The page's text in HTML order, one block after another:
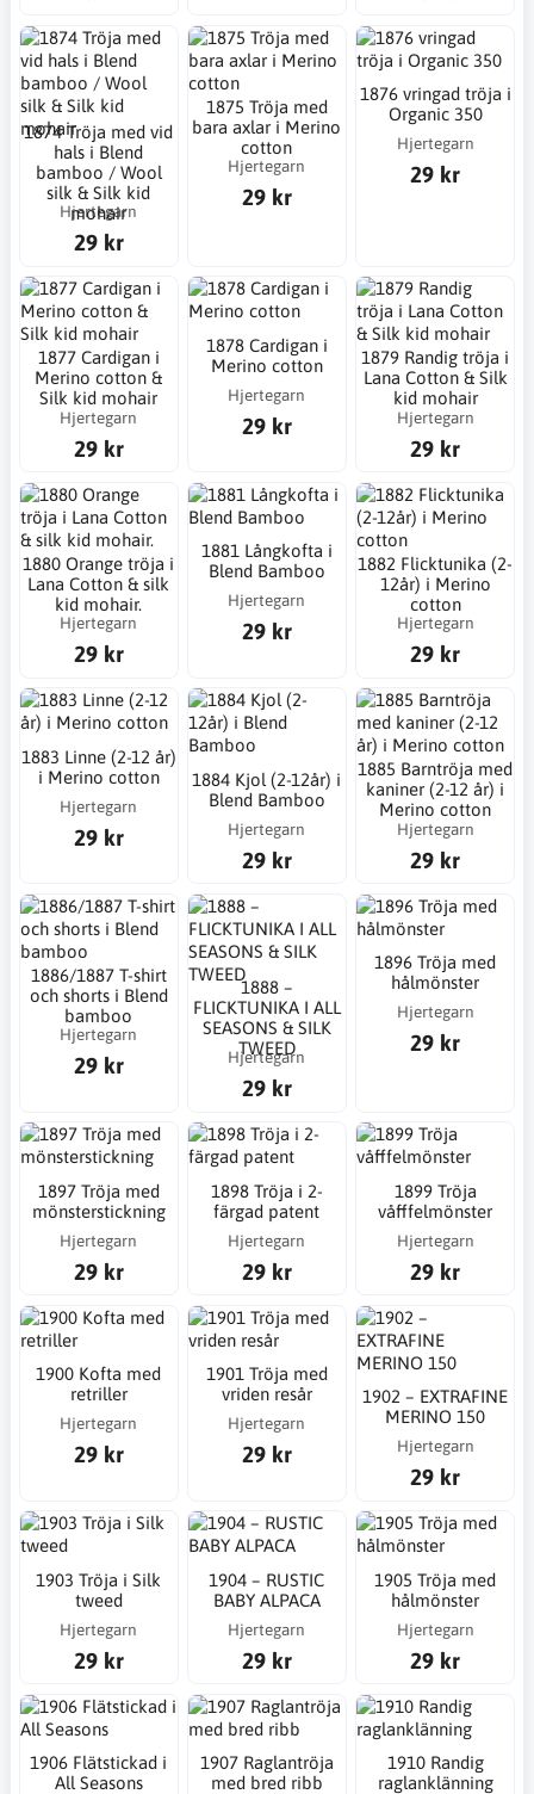
1874 Tröja med vid
hals i Blend
bamboo / Wool
silk & Silk kid
mohair
Hjertegarn
29 kr
1875 Tröja med
bara axlar i Merino
cotton
Hjertegarn
29 kr
1876 vringad tröja i
Organic 350
Hjertegarn
29 kr
1877 Cardigan i
Merino cotton &
Silk kid mohair
Hjertegarn
29 kr
1878 Cardigan i
Merino cotton
Hjertegarn
29 kr
1879 Randig tröja i
Lana Cotton & Silk
kid mohair
Hjertegarn
29 kr
1880 Orange tröja i
Lana Cotton & silk
kid mohair.
Hjertegarn
29 kr
1881 Långkofta i
Blend Bamboo
Hjertegarn
29 kr
1882 Flicktunika (2-
12år) i Merino
cotton
Hjertegarn
29 kr
1883 Linne (2-12 år)
i Merino cotton
Hjertegarn
29 kr
1884 Kjol (2-12år) i
Blend Bamboo
Hjertegarn
29 kr
1885 Barntröja med
kaniner (2-12 år) i
Merino cotton
Hjertegarn
29 kr
1886/1887 T-shirt
och shorts i Blend
bamboo
Hjertegarn
29 kr
1888 –
FLICKTUNIKA I ALL
SEASONS & SILK
TWEED
Hjertegarn
29 kr
1896 Tröja med
hålmönster
Hjertegarn
29 kr
1897 Tröja med
mönsterstickning
Hjertegarn
29 kr
1898 Tröja i 2-
färgad patent
Hjertegarn
29 kr
1899 Tröja
våfffelmönster
Hjertegarn
29 kr
1900 Kofta med
retriller
Hjertegarn
29 kr
1901 Tröja med
vriden resår
Hjertegarn
29 kr
1902 – EXTRAFINE
MERINO 150
Hjertegarn
29 kr
1903 Tröja i Silk
tweed
Hjertegarn
29 kr
1904 – RUSTIC
BABY ALPACA
Hjertegarn
29 kr
1905 Tröja med
hålmönster
Hjertegarn
29 kr
1906 Flätstickad i
All Seasons
1907 Raglantröja
med bred ribb
1910 Randig
raglanklänning